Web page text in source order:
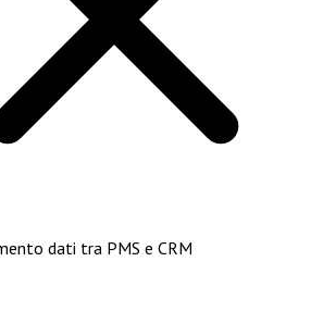
dati tra PMS e CRM